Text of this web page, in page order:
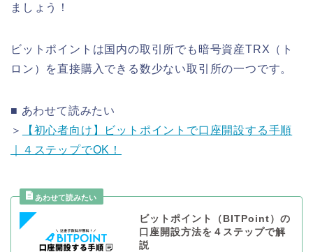
ましょう！
ビットポイントは国内の取引所でも暗号資産TRX（ト
ロン）を直接購入できる数少ない取引所の一つです。
■ あわせて読みたい
＞
【初心者向け】ビットポイントで口座開設する手順
｜４ステップでOK！
ビットポイント（BITPoint）の
口座開設方法を４ステップで解
説